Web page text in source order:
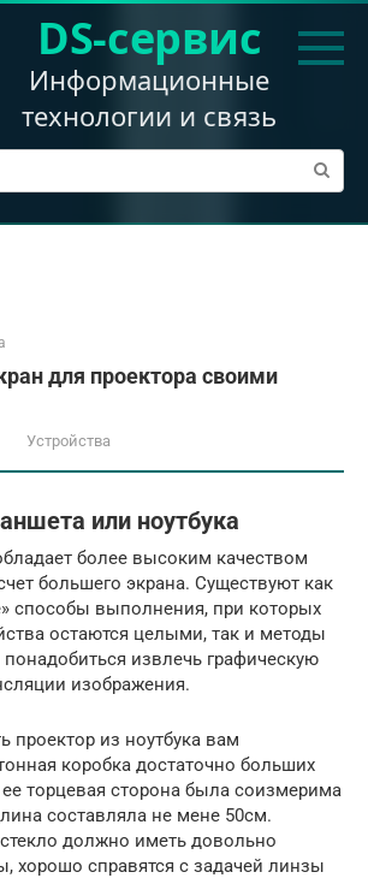
DS-сервис
Информационные
технологии и связь
для проектора своими
Устройства
или ноутбука
более высоким качеством
большего экрана. Существуют как
способы выполнения, при которых
остаются целыми, так и методы
извлечь графическую
изображения.
проектор из ноутбука вам
коробка достаточно больших
торцевая сторона была соизмерима
составляла не мене 50см.
должно иметь довольно
хорошо справятся с задачей линзы